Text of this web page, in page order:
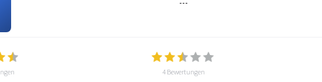
---
4 Bewertungen